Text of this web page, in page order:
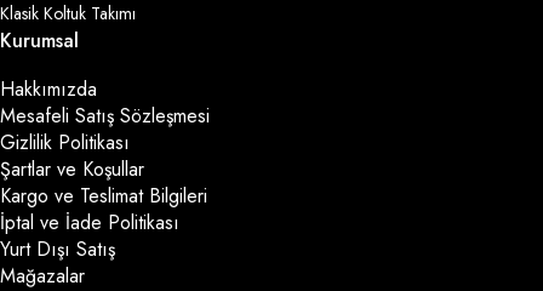
Klasik Koltuk Takımı
Kurumsal
Hakkımızda
Mesafeli Satış Sözleşmesi
Gizlilik Politikası
Şartlar ve Koşullar
Kargo ve Teslimat Bilgileri
İptal ve İade Politikası
Yurt Dışı Satış
Mağazalar